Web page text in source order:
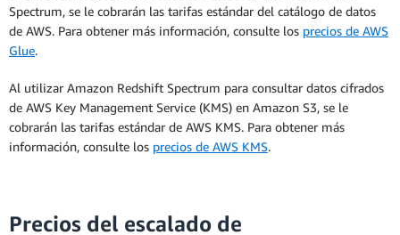
Spectrum, se le cobrarán las tarifas estándar del catálogo de datos
de AWS. Para obtener más información, consulte los precios de AWS
Glue.
Al utilizar Amazon Redshift Spectrum para consultar datos cifrados
de AWS Key Management Service (KMS) en Amazon S3, se le
cobrarán las tarifas estándar de AWS KMS. Para obtener más
información, consulte los precios de AWS KMS.
Precios del escalado de